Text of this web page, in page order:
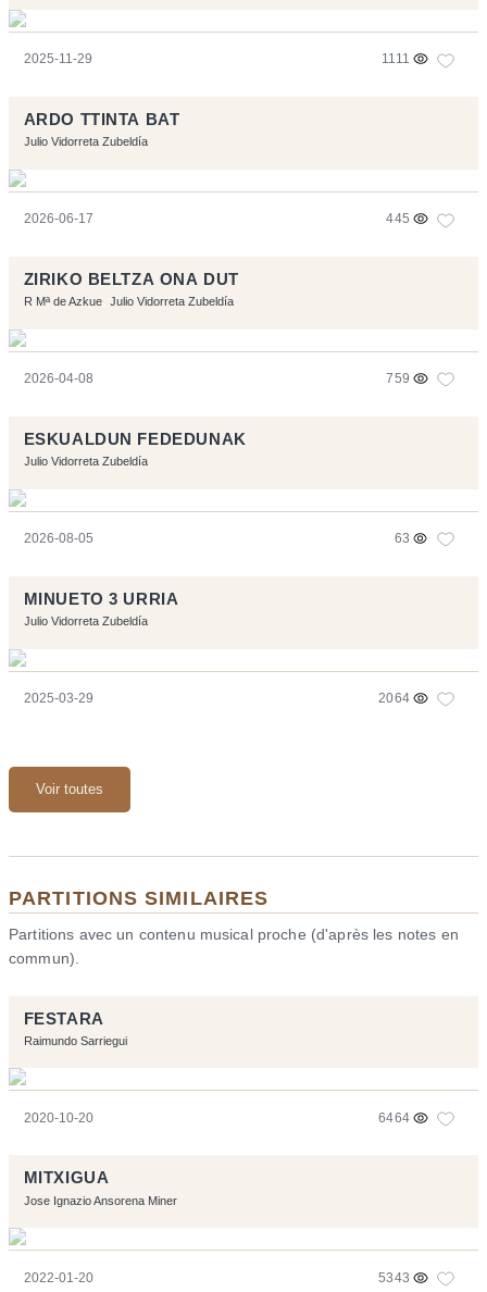
2025-11-29 1111
ARDO TTINTA BAT
Julio Vidorreta Zubeldía
2026-06-17 445
ZIRIKO BELTZA ONA DUT
R Mª de Azkue Julio Vidorreta Zubeldía
2026-04-08 759
ESKUALDUN FEDEDUNAK
Julio Vidorreta Zubeldía
2026-08-05 63
MINUETO 3 URRIA
Julio Vidorreta Zubeldía
2025-03-29 2064
Voir toutes
PARTITIONS SIMILAIRES
Partitions avec un contenu musical proche (d'après les notes en
commun).
FESTARA
Raimundo Sarriegui
2020-10-20 6464
MITXIGUA
Jose Ignazio Ansorena Miner
2022-01-20 5343